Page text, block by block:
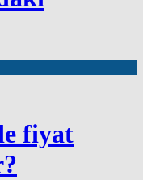
fiyat